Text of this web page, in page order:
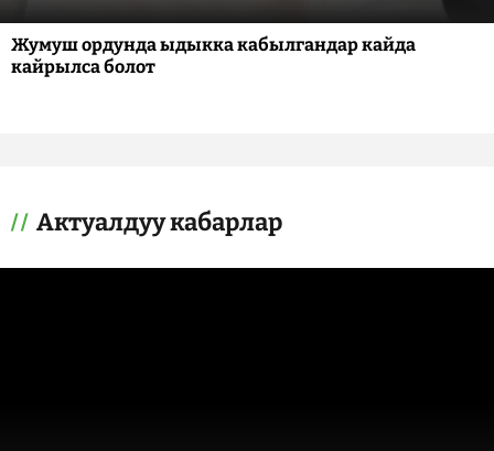
Жумуш ордунда ыдыкка кабылгандар кайда
кайрылса болот
Актуалдуу кабарлар